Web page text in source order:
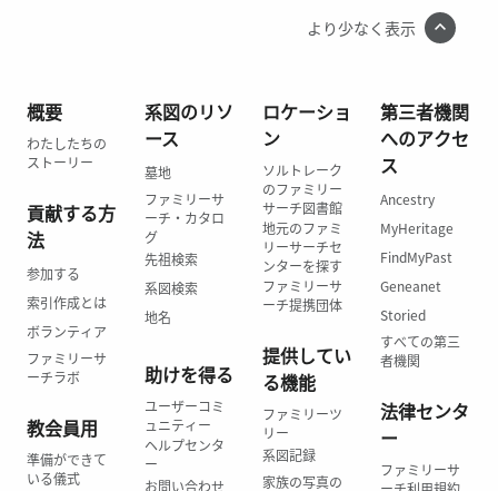
より少なく表示
概要
わたしたちの
ストーリー
貢献する方
法
参加する
索引作成とは
ボランティア
ファミリーサ
ーチラボ
教会員用
準備ができて
いる儀式
系図のリソ
ース
墓地
ファミリーサ
ーチ・カタロ
グ
先祖検索
系図検索
地名
助けを得る
ユーザーコミ
ュニティー
ヘルプセンタ
ー
お問い合わせ
ロケーショ
ン
ソルトレーク
のファミリー
サーチ図書館
地元のファミ
リーサーチセ
ンターを探す
ファミリーサ
ーチ提携団体
提供してい
る機能
ファミリーツ
リー
系図記録
家族の写真の
第三者機関
へのアクセ
ス
Ancestry
MyHeritage
FindMyPast
Geneanet
Storied
すべての第三
者機関
法律センタ
ー
ファミリーサ